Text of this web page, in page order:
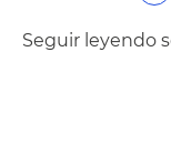
Seguir leyendo